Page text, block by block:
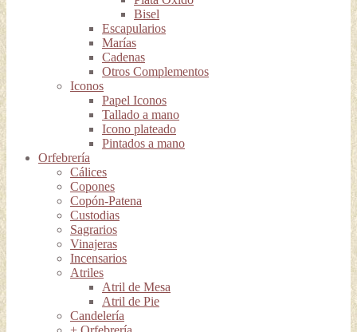
Bisel
Escapularios
Marías
Cadenas
Otros Complementos
Iconos
Papel Iconos
Tallado a mano
Icono plateado
Pintados a mano
Orfebrería
Cálices
Copones
Copón-Patena
Custodias
Sagrarios
Vinajeras
Incensarios
Atriles
Atril de Mesa
Atril de Pie
Candelería